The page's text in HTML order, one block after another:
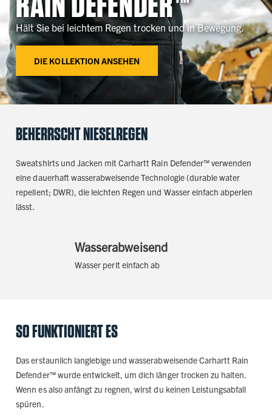
Hält Sie bei leichtem Regen trocken und in Bewegung.
DIE KOLLEKTION ANSEHEN
BEHERRSCHT NIESELREGEN
Sweatshirts und Jacken mit Carhartt Rain Defender™ verwenden
eine dauerhaft wasserabweisende Technologie (durable water
repellent; DWR), die leichten Regen und Wasser einfach abperlen
lässt.
Wasserabweisend
Wasser perlt einfach ab
SO FUNKTIONIERT ES
Das erstaunlich langlebige und wasserabweisende Carhartt Rain
Defender™ wurde entwickelt, um dich länger trocken zu halten.
Wenn es also anfängt zu regnen, wirst du keinen Leistungsabfall
spüren.